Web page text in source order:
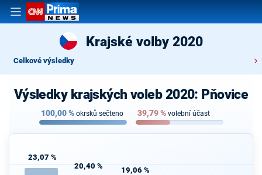
Krajské volby 2020
Celkové výsledky
Výsledky krajských voleb 2020: Pňovice
100,00% okrsků sečteno 39,79% volební účast
23,07 %
20,40 % 19,06 %